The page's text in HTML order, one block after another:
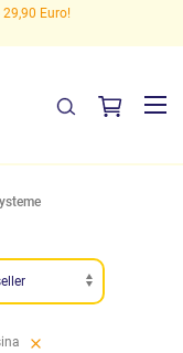
Euro!